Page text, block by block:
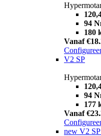
94
180
Vanaf
V2 SP
94
177
Vanaf
new V2